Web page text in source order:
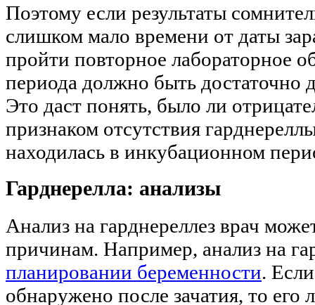
Поэтому если результаты
слишком мало времени от даты
пройти повторное лабораторное
периода должно быть достаточно
Это даст понять, было ли
признаком отсутствия
находилась в инкубационном
Гарднерелла: анализы
Анализ на гарднереллез врач
причинам. Например, анализ на
планировании беременности.
обнаружено после зачатия, то его